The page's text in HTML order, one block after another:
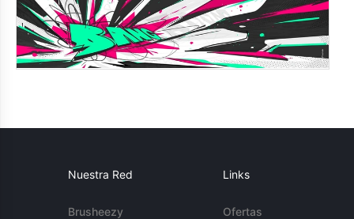
Nuestra Red
Brusheezy
Links
Ofertas